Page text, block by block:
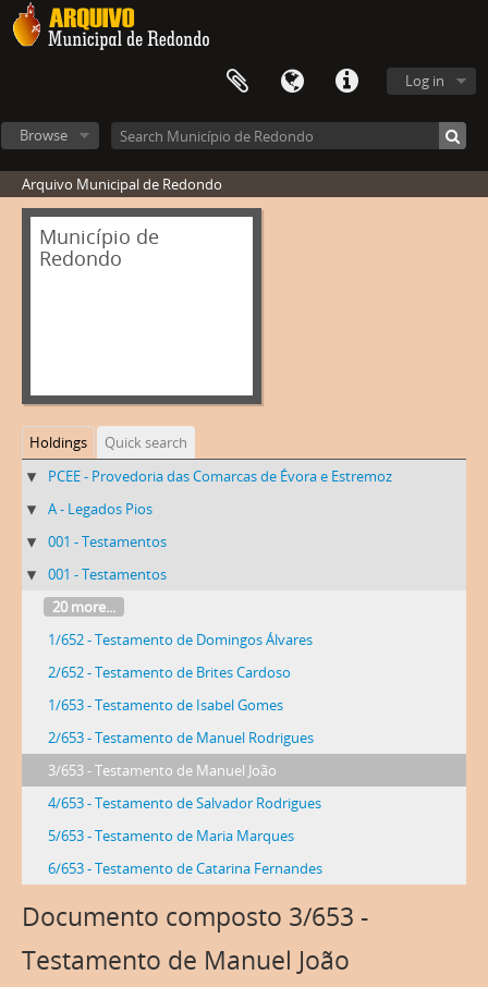
Log in
Browse
Arquivo Municipal de Redondo
Município de
Redondo
Holdings
Quick search
PCEE - Provedoria das Comarcas de Évora e Estremoz
A - Legados Pios
001 - Testamentos
001 - Testamentos
20 more...
1/652 - Testamento de Domingos Álvares
2/652 - Testamento de Brites Cardoso
1/653 - Testamento de Isabel Gomes
2/653 - Testamento de Manuel Rodrigues
3/653 - Testamento de Manuel João
4/653 - Testamento de Salvador Rodrigues
5/653 - Testamento de Maria Marques
6/653 - Testamento de Catarina Fernandes
Documento composto 3/653 -
Testamento de Manuel João